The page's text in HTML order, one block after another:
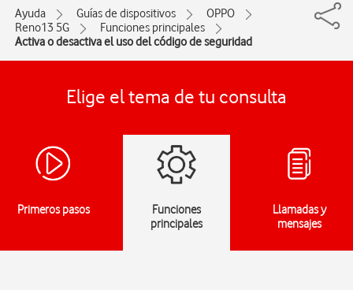
Ayuda Guías de dispositivos
OPPO
Reno13 5G
Funciones principales
Activa o desactiva el uso del código de seguridad
Elige el tema de tu consulta
Primeros pasos
Funciones
principales
Llamadas y
mensajes